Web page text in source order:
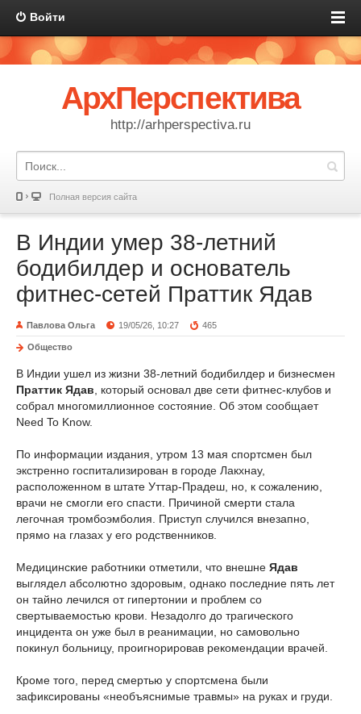
Войти
АрхПерспектива
http://arhperspectiva.ru
Полная версия сайта
В Индии умер 38-летний
бодибилдер и основатель
фитнес-сетей Праттик Ядав
Павлова Ольга 19/05/26, 10:27 465
Общество
В Индии ушел из жизни 38-летний бодибилдер и бизнесмен
Праттик Ядав , который основал две сети фитнес-клубов и
собрал многомиллионное состояние. Об этом сообщает
Need To Know.
По информации издания, утром 13 мая спортсмен был
экстренно госпитализирован в городе Лакхнау,
расположенном в штате Уттар-Прадеш, но, к сожалению,
врачи не смогли его спасти. Причиной смерти стала
легочная тромбоэмболия. Приступ случился внезапно,
прямо на глазах у его родственников.
Медицинские работники отметили, что внешне Ядав
выглядел абсолютно здоровым, однако последние пять лет
он тайно лечился от гипертонии и проблем со
свертываемостью крови. Незадолго до трагического
инцидента он уже был в реанимации, но самовольно
покинул больницу, проигнорировав рекомендации врачей.
Кроме того, перед смертью у спортсмена были
зафиксированы «необъяснимые травмы» на руках и груди.